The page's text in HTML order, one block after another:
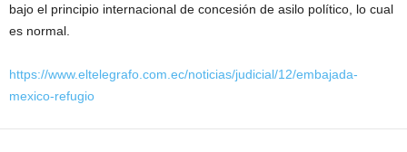
bajo el principio internacional de concesión de asilo político, lo cual
es normal.
https://www.eltelegrafo.com.ec/noticias/judicial/12/embajada-
mexico-refugio